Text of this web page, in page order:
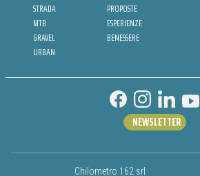
STRADA
MTB
GRAVEL
URBAN
PROPOSTE
ESPERIENZE
BENESSERE
Chilometro 162 srl
NEWSLETTER